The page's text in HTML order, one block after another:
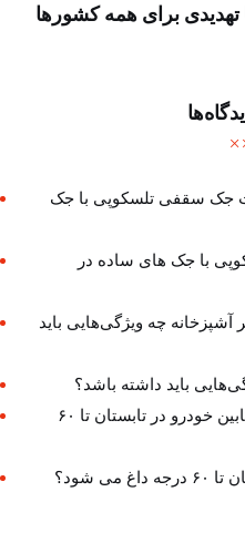
تهدیدی برای همه کشورها
جک سقفی تلسکوپی با جک
با جک های ساده در
آشپزخانه چه ویژگی‌هایی باید
باید داشته باشد؟
چرا کابین خودرو در تابستان تا ۶۰
شود؟